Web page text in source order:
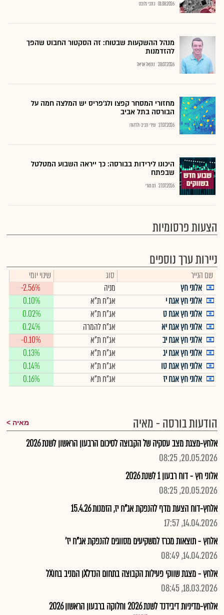
01.08.2026 כתבי גלובס
מנהל ההשקעות שבטוח: זה הסקטור החבוט שהפך
להזדמנות
28.07.2026 נתנאל אריאל
מחזורי המסחר קפצו ולג'פריס יש המלצה חמה על
הבורסה בתל אביב
27.07.2026 שירי חביב-ולדהורן
היכונו לירידות בבורסה: כך ייראה השבוע המטלטל
שבפתח
27.07.2026 רם מורי
הצעות פרסומיות
ניירות ערך נוספים
שם הנייר סוג
שינוי יומי
אלוני חץ
מניה
-2.56%
אלוני חץ אגח י
אג"ח ת"א
0.10%
אלוני חץ אגח ט
אג"ח ת"א
0.02%
אלוני חץ אגח יא
אג"ח להמרה
0.24%
אלוני חץ אגח יב
אג"ח ת"א
-0.10%
אלוני חץ אגח יג
אג"ח ת"א
0.13%
אלוני חץ אגח טו
אג"ח ת"א
0.14%
אלוני חץ אגח יז
אג"ח ת"א 0.16%
הודעות בורסה - מאיה מאיה
אלחץ-מצגת מצב עסקיה של הקבוצה לסיכום הרבעון הראשון לשנת 2026
20.05.2026, 08:25
אלוני חץ - דוח רבעון 1 לשנת 2026
20.05.2026, 08:25
אלחץ-דוח הצעת מדף להנפקת אג"ח יז, הזמנות 15.4.26
14.04.2026, 17:57
אלחץ - תוצאות מכרז למשקיעים מסווגים להנפקת אג"ח יז'
14.04.2026, 08:49
אלחץ - מצגת שווקי פעילות הקבוצה בתחום הנדלXן המניב בחוXל
18.03.2026, 08:45
אלחץ-מדיניות דיבידנד לשנת 2026 וחלוקה ברבעון הראשון 2026